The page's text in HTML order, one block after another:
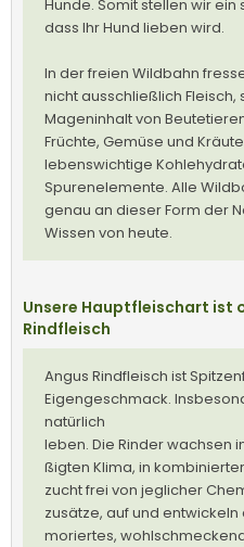
Hunde. Somit stellen wir
dass Ihr Hund lieben wird.
In der freien Wildbahn
nicht ausschließlich
Mageninhalt von
Früchte, Gemüse und
lebenswichtige
Spurenelemente. Alle
genau an dieser Form der
Wissen von heute.
Unsere Hauptfleischart ist
Rindfleisch
Angus Rindfleisch ist
Eigengeschmack.
natürlich
leben. Die Rin­der
ßig­ten Klima, in
zucht frei von jeg­li­cher
zu­sätze, auf und
mo­rier­tes,